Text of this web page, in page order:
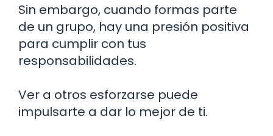
Sin embargo, cuando formas parte
de un grupo, hay una presión positiva
para cumplir con tus
responsabilidades.
Ver a otros esforzarse puede
impulsarte a dar lo mejor de ti.